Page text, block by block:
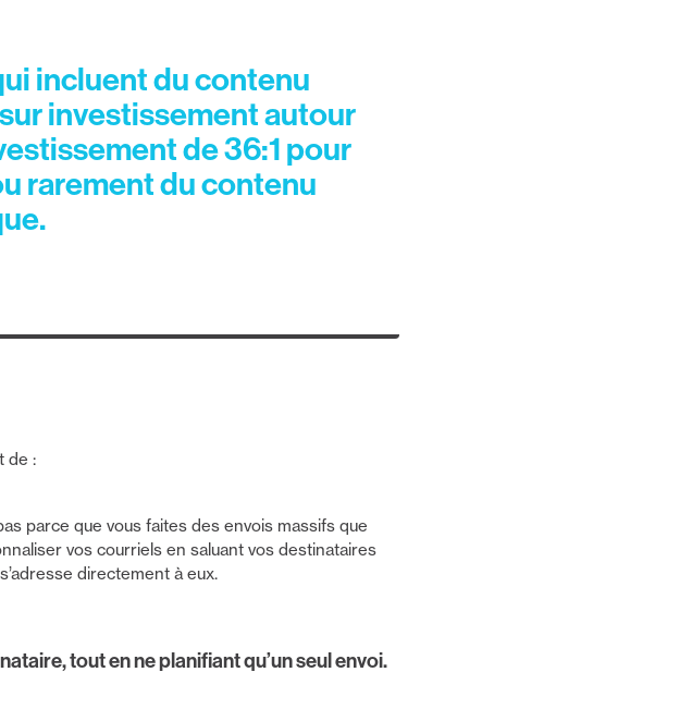
incluent du contenu
investissement autour
de 36:1 pour
rarement du contenu
de :
parce que vous faites des envois massifs que
vos courriels en saluant vos destinataires
directement à eux.
tout en ne planifiant qu’un seul envoi.